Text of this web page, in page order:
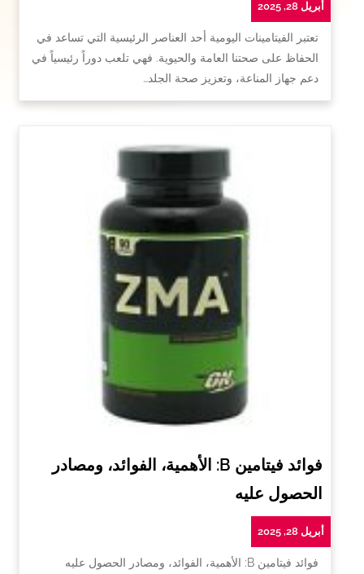
أبريل 28, 2025
تعتبر الفيتامينات اليومية أحد العناصر الرئيسية التي تساعد في
الحفاظ على صحتنا العامة والحيوية. فهي تلعب دوراً رئيسياً في
دعم جهاز المناعة، وتعزيز صحة الجلد…
فوائد فيتامين B: الأهمية، الفوائد، ومصادر
الحصول عليه
أبريل 28, 2025
فوائد فيتامين B: الأهمية، الفوائد، ومصادر الحصول عليه